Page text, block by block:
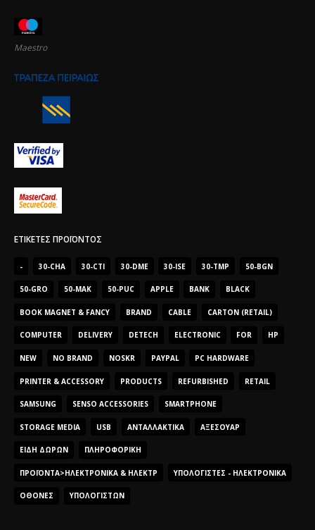
Maestro
ΕΤΙΚΈΤΕΣ ΠΡΟΪΌΝΤΟΣ
- 30-CHA 30-CTI 30-DME 30-ISE 30-TMP 50-BGN
50-GRO 50-MAK 50-PUC APPLE BANK BLACK
BOOK MAGNET & FANCY BRAND CABLE CARTON (RETAIL)
COMPUTER DELIVERY DETECH ELECTRONIC FOR HP
NEW NO BRAND NOSKR PAYPAL PC HARDWARE
PRINTER & ACCESSORY PRODUCTS REFURBISHED RETAIL
SAMSUNG SENSO ACCESSORIES SMARTPHONE
STORAGE MEDIA USB ΑΝΤΑΛΛΑΚΤΙΚΆ ΑΞΕΣΟΥΆΡ
ΕΊΔΗ ΔΏΡΩΝ ΠΛΗΡΟΦΟΡΙΚΉ
ΠΡΟΪΌΝΤΑ>ΗΛΕΚΤΡΟΝΙΚΆ & ΗΛΕΚΤΡ ΥΠΟΛΟΓΙΣΤΈΣ - ΗΛΕΚΤΡΟΝΙΚΆ
ΟΘΌΝΕΣ ΥΠΟΛΟΓΙΣΤΏΝ